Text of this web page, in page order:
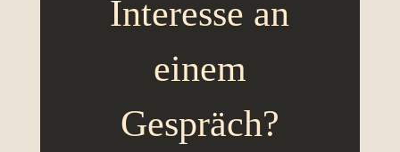
Interesse an
einem
Gespräch?